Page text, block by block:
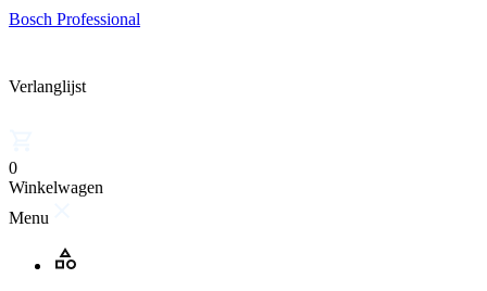
Bosch Professional
Verlanglijst
0
Winkelwagen
Menu